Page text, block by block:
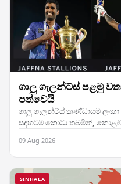
ගාලු ගැලන්ට්ස් පළමු
පත්වෙයි
ගාලු ගැලන්ට්ස් කණ්ඩායම
සදහටම කොටා තබමින්,
09 Aug 2026
SINHALA